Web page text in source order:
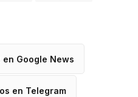
en Google News
en Telegram